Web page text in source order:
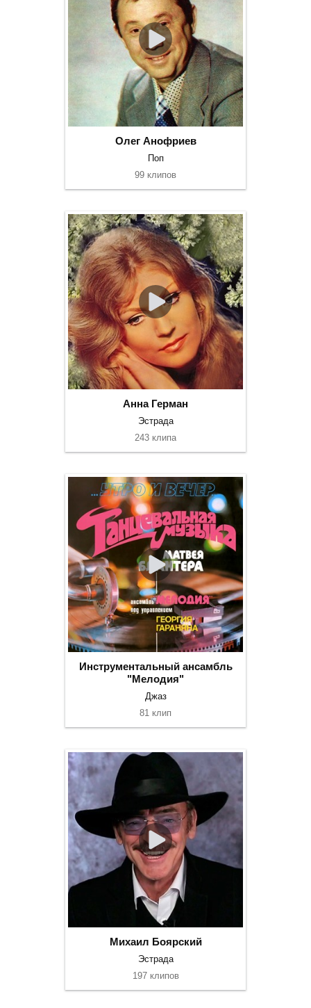
Олег Анофриев
Поп
99 клипов
Анна Герман
Эстрада
243 клипа
Инструментальный ансамбль
"Мелодия"
Джаз
81 клип
Михаил Боярский
Эстрада
197 клипов